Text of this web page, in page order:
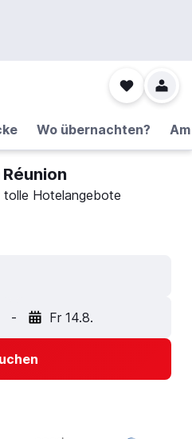
Wo übernachten?
tolle Hotelangebote
- Fr 14.8.